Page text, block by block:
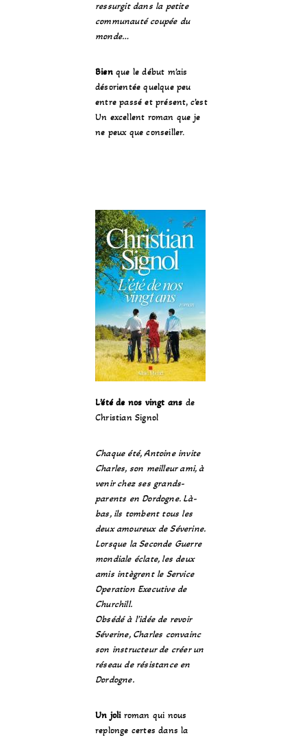
ressurgit dans la petite
communauté coupée du
monde…
Bienque le début m’ais
désorientée quelque peu
entre passé et présent, c’est
Un excellent roman que je
ne peux que conseiller.
L’été de nos vingt ans de
Christian Signol
Chaque été, Antoine invite
Charles, son meilleur ami, à
venir chez ses grands-
parents en Dordogne. Là-
bas, ils tombent tous les
deux amoureux de Séverine.
Lorsque la Seconde Guerre
mondiale éclate, les deux
amis intègrent le Service
Operation Executive de
Churchill.
Obsédé à l’idée de revoir
Séverine, Charles convainc
son instructeur de créer un
réseau de résistance en
Dordogne.
Un joliroman qui nous
replonge certes dans la